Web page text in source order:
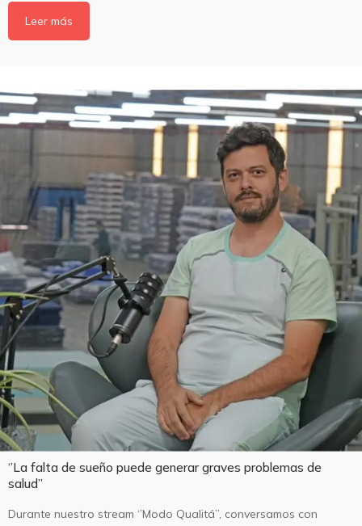
Leer más
‘’La falta de sueño puede generar graves problemas de
salud’’
Durante nuestro stream ‘’Modo Qualitá’’, conversamos con